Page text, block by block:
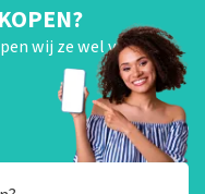
wij ze wel van je!